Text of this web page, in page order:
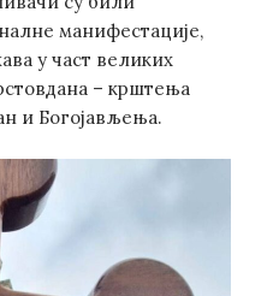
манифестације,
у част великих
– крштења
и Богојављења.